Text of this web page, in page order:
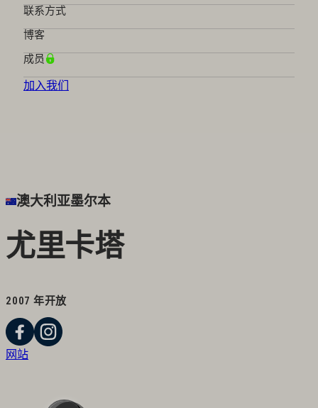
联系方式
博客
成员
加入我们
澳大利亚墨尔本
尤里卡塔
网站
2007 年开放